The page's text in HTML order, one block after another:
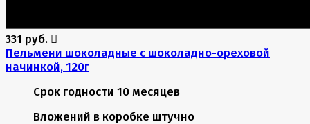
331 руб.
Пельмени шоколадные с шоколадно-ореховой
начинкой, 120г
Срок годности 10 месяцев
Вложений в коробке штучно